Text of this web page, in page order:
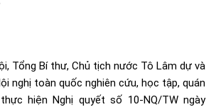
Tổng Bí thư, Chủ tịch nước Tô Lâm dự và
nghị toàn quốc nghiên cứu, học tập, quán
hiện Nghị quyết số 10-NQ/TW ngày